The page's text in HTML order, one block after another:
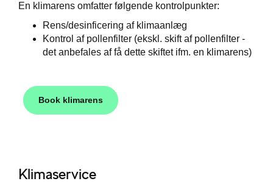
En klimarens omfatter følgende kontrolpunkter:
Rens/desinficering af klimaanlæg
Kontrol af pollenfilter (ekskl. skift af pollenfilter -
det anbefales af få dette skiftet ifm. en klimarens)
Book klimarens
Klimaservice